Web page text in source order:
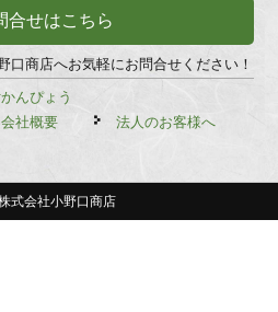
合せはこちら
口商店へお気軽にお問合せください！
んぴょう
会社概要
法人のお客様へ
式会社小野口商店